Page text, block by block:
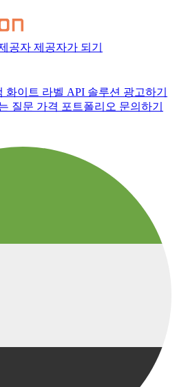
공자 제공자가 되기
화이트 라벨 API 솔루션 광고하기
질문 가격 포트폴리오 문의하기